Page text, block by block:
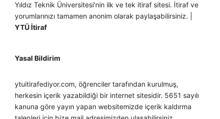
Yıldız Teknik Üniversitesi'nin ilk ve tek itiraf sitesi. İtiraf ve
yorumlarınızı tamamen anonim olarak paylaşabilirsiniz. |
YTÜ İtiraf
Yasal Bildirim
ytuitirafediyor.com, öğrenciler tarafından kurulmuş,
herkesin içerik yazabildiği bir internet sitesidir. 5651 sayılı
kanuna göre yayın yapan websitemizde içerik kaldırma